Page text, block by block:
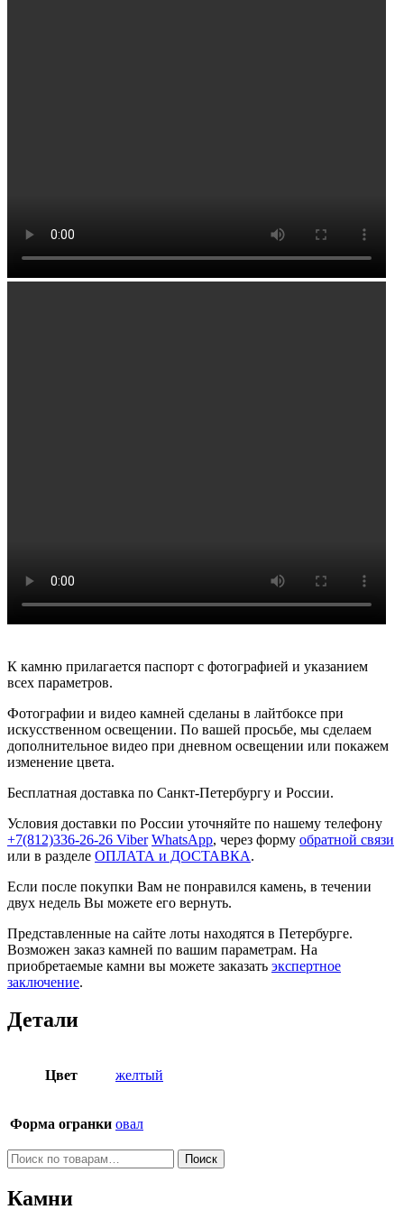
К камню прилагается паспорт с фотографией и указанием
всех параметров.
Фотографии и видео камней сделаны в лайтбоксе при
искусственном освещении. По вашей просьбе, мы сделаем
дополнительное видео при дневном освещении или покажем
изменение цвета.
Бесплатная доставка по Санкт-Петербургу и России.
Условия доставки по России уточняйте по нашему телефону
+7(812)336-26-26 Viber WhatsApp, через форму обратной связи
или в разделе ОПЛАТА и ДОСТАВКА.
Если после покупки Вам не понравился камень, в течении
двух недель Вы можете его вернуть.
Представленные на сайте лоты находятся в Петербурге.
Возможен заказ камней по вашим параметрам. На
приобретаемые камни вы можете заказать экспертное
заключение.
Детали
Цвет желтый
Форма огранки овал
Искать: Поиск
Камни